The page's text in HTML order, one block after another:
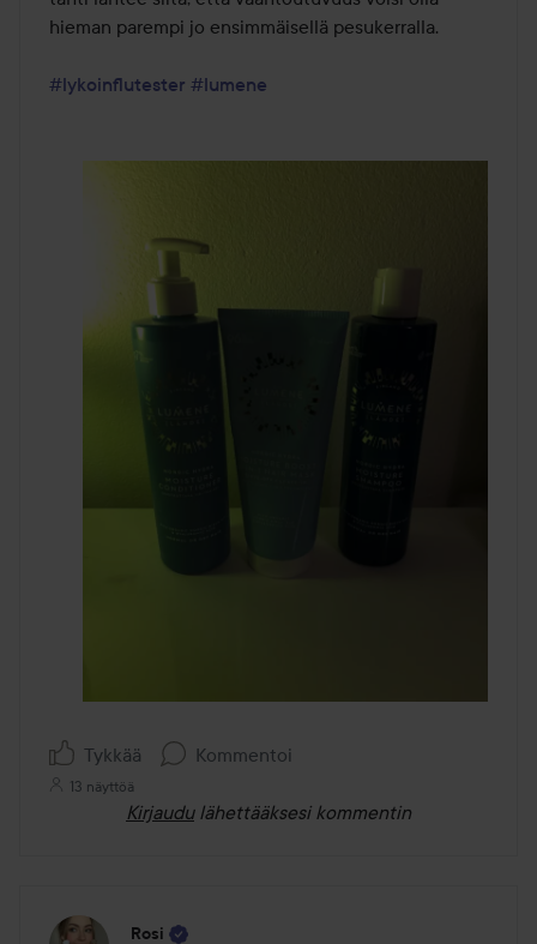
hieman parempi jo ensimmäisellä pesukerralla.
#lykoinflutester #lumene
Tykkää Kommentoi
13 näyttöä
Kirjaudu lähettääksesi kommentin
Rosi